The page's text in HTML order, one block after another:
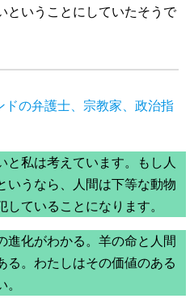
ということにしていたそうで
ドの弁護士、宗教家、政治指
と私は考えています。もし人
いうなら、人間は下等な動物
ていることになります。
進化がわかる。羊の命と人間
る。わたしはその価値のある